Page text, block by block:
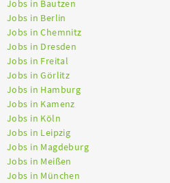
Jobs in Bautzen
Jobs in Berlin
Jobs in Chemnitz
Jobs in Dresden
Jobs in Freital
Jobs in Görlitz
Jobs in Hamburg
Jobs in Kamenz
Jobs in Köln
Jobs in Leipzig
Jobs in Magdeburg
Jobs in Meißen
Jobs in München